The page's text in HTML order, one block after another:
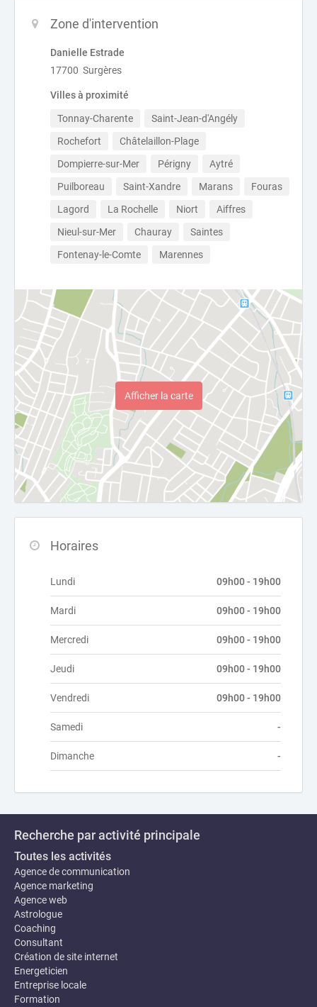
Zone d'intervention
Danielle Estrade
17700 Surgères
Villes à proximité
Tonnay-Charente
Saint-Jean-d'Angély
Rochefort
Châtelaillon-Plage
Dompierre-sur-Mer
Périgny
Aytré
Puilboreau
Saint-Xandre Marans
Fouras
Lagord
La Rochelle Niort
Aiffres
Nieul-sur-Mer
Chauray
Saintes
Fontenay-le-Comte
Marennes
Afficher la carte
Horaires
Lundi 09h00 - 19h00
Mardi 09h00 - 19h00
Mercredi 09h00 - 19h00
Jeudi 09h00 - 19h00
Vendredi 09h00 - 19h00
Samedi -
Dimanche -
Recherche par activité principale
Toutes les activités
Agence de communication
Agence marketing
Agence web
Astrologue
Coaching
Consultant
Création de site internet
Energeticien
Entreprise locale
Formation